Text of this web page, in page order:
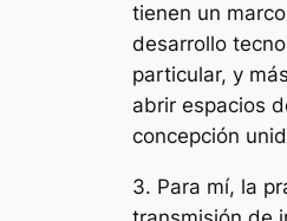
tienen un
desarrollo
particular, y
abrir espacios
concepción
3. Para mí, la